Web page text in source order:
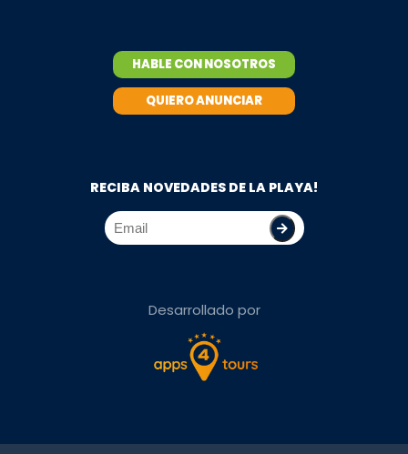
HABLE CON NOSOTROS
QUIERO ANUNCIAR
RECIBA NOVEDADES DE LA PLAYA!
Desarrollado por